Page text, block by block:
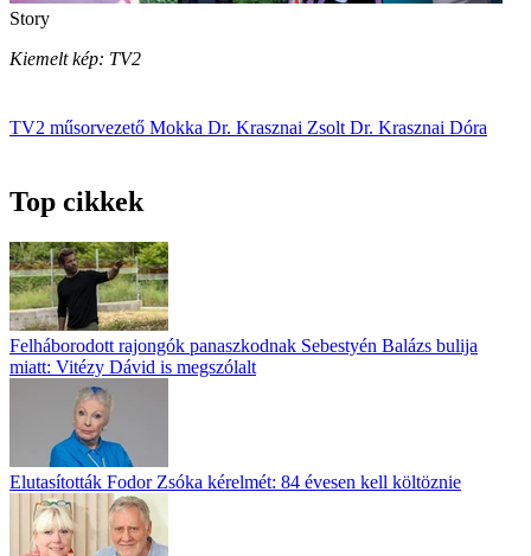
Story
Kiemelt kép: TV2
TV2 műsorvezető Mokka Dr. Krasznai Zsolt Dr. Krasznai Dóra
Top cikkek
Felháborodott rajongók panaszkodnak Sebestyén Balázs bulija
miatt: Vitézy Dávid is megszólalt
Elutasították Fodor Zsóka kérelmét: 84 évesen kell költöznie